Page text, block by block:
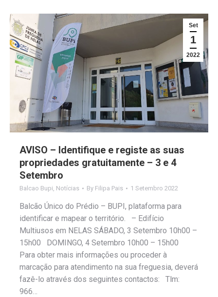
Set
1
2022
AVISO – Identifique e registe as suas
propriedades gratuitamente – 3 e 4
Setembro
Balcao Bupi, Notícias By Filipa Pais 1 Setembro 2022
Balcão Único do Prédio – BUPI, plataforma para
identificar e mapear o território. – Edifício
Multiusos em NELAS SÁBADO, 3 Setembro 10h00 –
15h00 DOMINGO, 4 Setembro 10h00 – 15h00
Para obter mais informações ou proceder à
marcação para atendimento na sua freguesia, deverá
fazê-lo através dos seguintes contactos: Tlm:
966…